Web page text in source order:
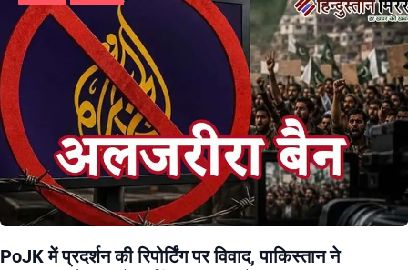
PoJK में प्रदर्शन की रिपोर्टिंग पर विवाद, पाकिस्तान ने